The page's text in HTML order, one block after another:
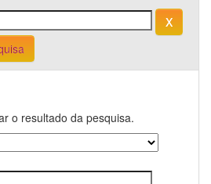
o resultado da pesquisa.